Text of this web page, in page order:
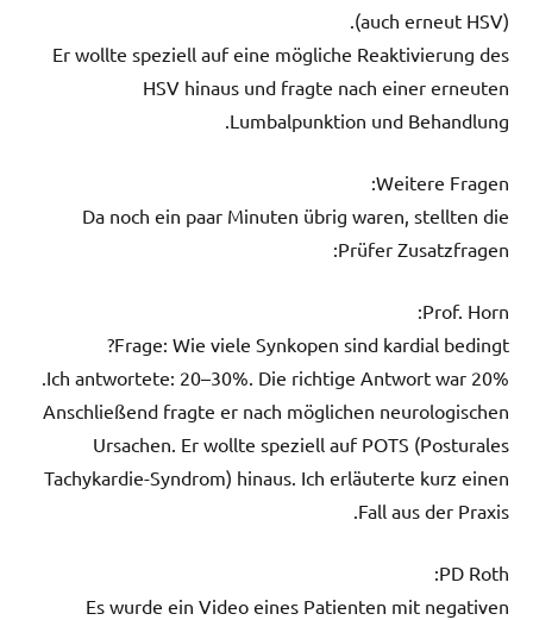
(auch erneut HSV).
Er wollte speziell auf eine mögliche Reaktivierung des
HSV hinaus und fragte nach einer erneuten
Lumbalpunktion und Behandlung.
Weitere Fragen:
Da noch ein paar Minuten übrig waren, stellten die
Prüfer Zusatzfragen:
Prof. Horn:
Frage: Wie viele Synkopen sind kardial bedingt?
Ich antwortete: 20–30%. Die richtige Antwort war 20%.
Anschließend fragte er nach möglichen neurologischen
Ursachen. Er wollte speziell auf POTS (Posturales
Tachykardie-Syndrom) hinaus. Ich erläuterte kurz einen
Fall aus der Praxis.
PD Roth:
Es wurde ein Video eines Patienten mit negativen